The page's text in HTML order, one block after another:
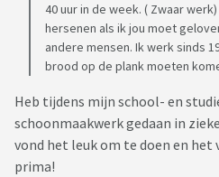
40 uur in de week. ( Zwaar
hersenen als ik jou moet
andere mensen. Ik werk sinds
brood op de plank moeten
Heb tijdens mijn school- en
schoonmaakwerk gedaan in
vond het leuk om te doen en het
prima!